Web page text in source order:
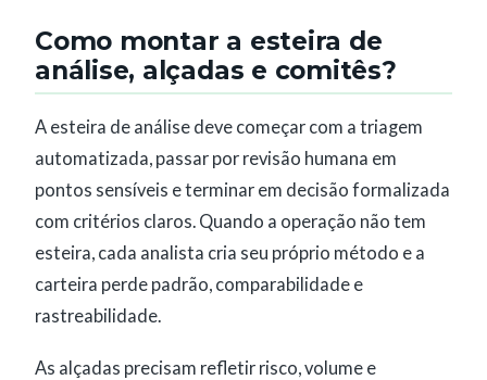
Como montar a esteira de
análise, alçadas e comitês?
A esteira de análise deve começar com a triagem
automatizada, passar por revisão humana em
pontos sensíveis e terminar em decisão formalizada
com critérios claros. Quando a operação não tem
esteira, cada analista cria seu próprio método e a
carteira perde padrão, comparabilidade e
rastreabilidade.
As alçadas precisam refletir risco, volume e